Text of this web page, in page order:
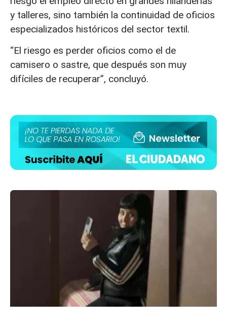
y talleres, sino también la continuidad de oficios
especializados históricos del sector textil.
“El riesgo es perder oficios como el de
camisero o sastre, que después son muy
difíciles de recuperar”, concluyó.